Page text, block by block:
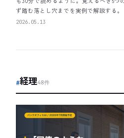
ず踏む落とし穴までを実例で解説する。
2026.05.13
#経理48件